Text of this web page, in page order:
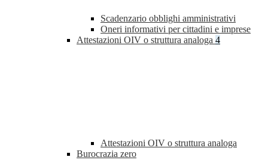
Scadenzario obblighi amministrativi
Oneri informativi per cittadini e imprese
Attestazioni OIV o struttura analoga 4
Attestazioni OIV o struttura analoga
Burocrazia zero